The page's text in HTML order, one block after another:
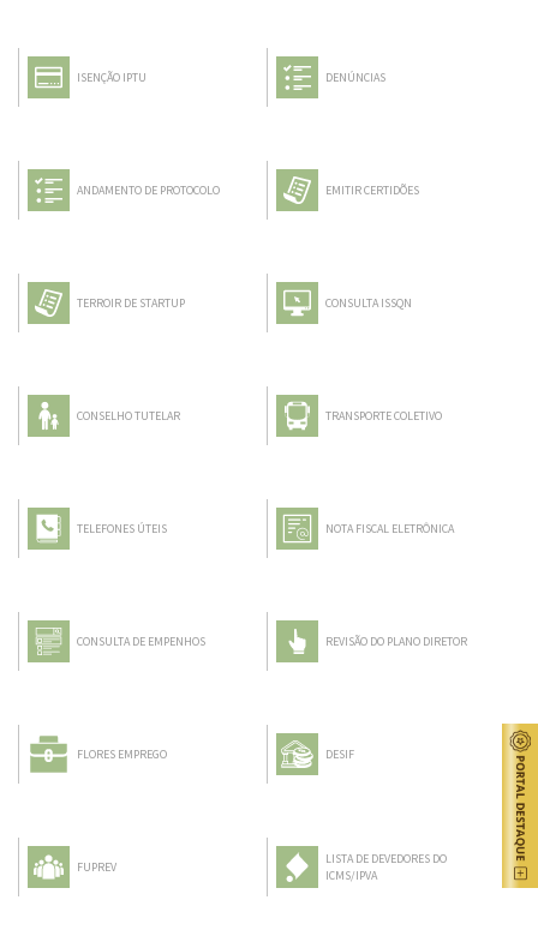
ISENÇÃO IPTU DENÚNCIAS
ANDAMENTO DE PROTOCOLO EMITIR CERTIDÕES
TERROIR DE STARTUP CONSULTA ISSQN
CONSELHO TUTELAR TRANSPORTE COLETIVO
TELEFONES ÚTEIS NOTA FISCAL ELETRÔNICA
CONSULTA DE EMPENHOS REVISÃO DO PLANO DIRETOR
FLORES EMPREGO DESIF
FUPREV
LISTA DE DEVEDORES DO
ICMS/IPVA